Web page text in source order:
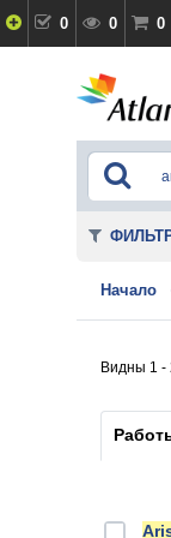
0 0 0
Начало
Видны 1 -